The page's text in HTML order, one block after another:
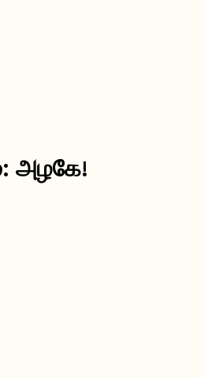
அழகே!